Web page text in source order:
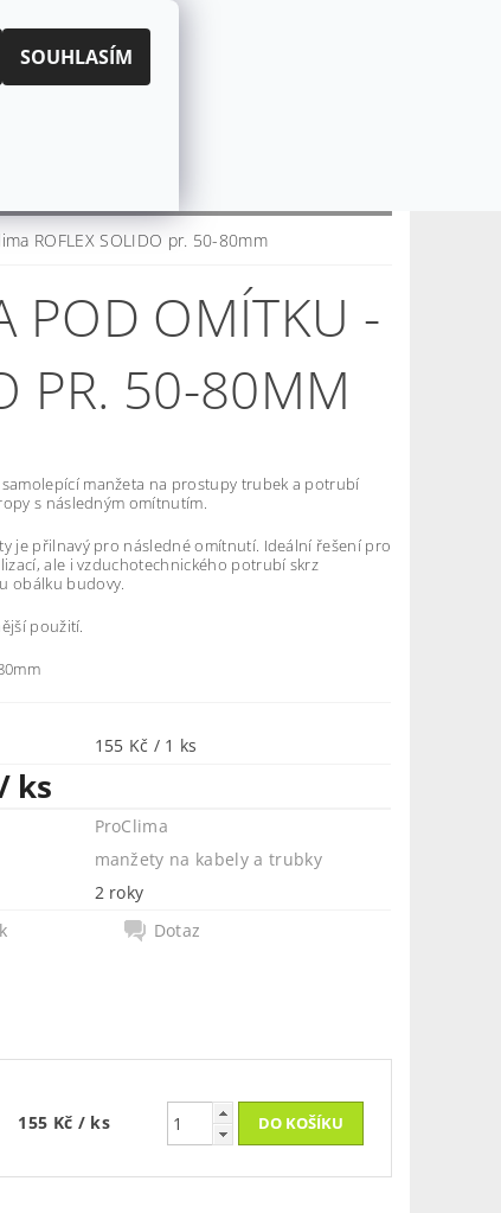
ROFLEX SOLIDO pr. 50-80mm
POD OMÍTKU -
PR. 50-80MM
manžeta na prostupy trubek a potrubí
s následným omítnutím.
je přilnavý pro následné omítnutí. Ideální řešení pro
ale i vzduchotechnického potrubí skrz
obálku budovy.
použití.
155 Kč / 1 ks
ks
ProClima
manžety na kabely a trubky
2 roky
Dotaz
155 Kč / ks
SOUHLASÍM